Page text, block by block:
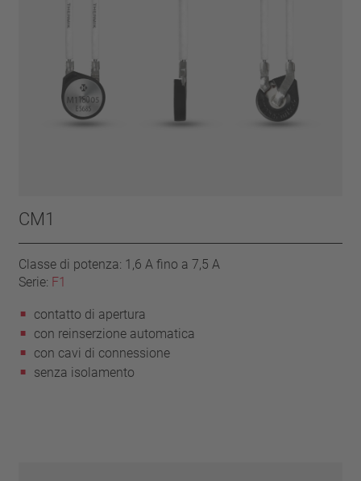
CM1
Classe di potenza: 1,6 A fino a 7,5 A
Serie: F1
contatto di apertura
con reinserzione automatica
con cavi di connessione
senza isolamento